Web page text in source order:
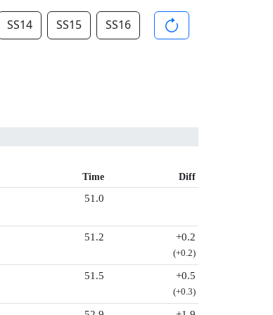
SS14 SS15 SS16
Time Diff
51.0
51.2 +0.2
(+0.2)
51.5 +0.5
(+0.3)